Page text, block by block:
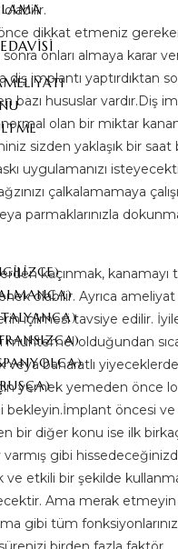
)
)
)
)
)
RUSÇA)
dikkat etmeniz
onları almaya karar
implantı yaptırdıktan
bazı hususlar vardır.Diş
normal olan bir miktar
sizden yaklaşık bir saat
uygulamanızı
çalkalamamaya
parmaklarınızla
kaçınmak, kanamayı
olabilir. Ayrıca
içilmesi tavsiye edilir.
muhtemel olduğundan
veya baharatlı
yemek yemeden önce
öncesi ve
bir diğer konu ise ilk
varmış gibi
ve etkili bir şekilde
Ama merak
gibi tüm fonksiyonlarınız